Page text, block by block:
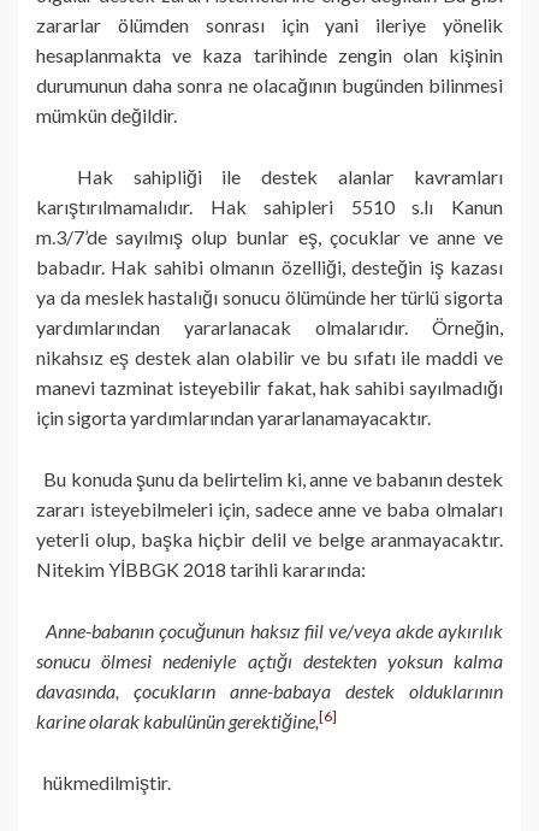
zararlar ölümden sonrası için yani ileriye yönelik
hesaplanmakta ve kaza tarihinde zengin olan kişinin
durumunun daha sonra ne olacağının bugünden bilinmesi
mümkün değildir.
Hak sahipliği ile destek alanlar kavramları
karıştırılmamalıdır. Hak sahipleri 5510 s.lı Kanun
m.3/7’de sayılmış olup bunlar eş, çocuklar ve anne ve
babadır. Hak sahibi olmanın özelliği, desteğin iş kazası
ya da meslek hastalığı sonucu ölümünde her türlü sigorta
yardımlarından yararlanacak olmalarıdır. Örneğin,
nikahsız eş destek alan olabilir ve bu sıfatı ile maddi ve
manevi tazminat isteyebilir fakat, hak sahibi sayılmadığı
için sigorta yardımlarından yararlanamayacaktır.
Bu konuda şunu da belirtelim ki, anne ve babanın destek
zararı isteyebilmeleri için, sadece anne ve baba olmaları
yeterli olup, başka hiçbir delil ve belge aranmayacaktır.
Nitekim YİBBGK 2018 tarihli kararında:
Anne-babanın çocuğunun haksız fiil ve/veya akde aykırılık
sonucu ölmesi nedeniyle açtığı destekten yoksun kalma
davasında, çocukların anne-babaya destek olduklarının
karine olarak kabulünün gerektiğine,[6]
hükmedilmiştir.